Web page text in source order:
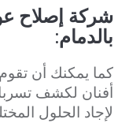
شركة إصلاح
بالدمام:
كما يمكنك أن
أفنان لكشف
لإجاد الحلول